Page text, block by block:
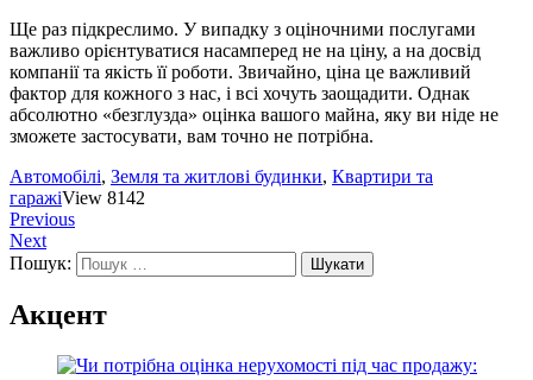
Ще раз підкреслимо. У випадку з оціночними послугами
важливо орієнтуватися насамперед не на ціну, а на досвід
компанії та якість її роботи. Звичайно, ціна це важливий
фактор для кожного з нас, і всі хочуть заощадити. Однак
абсолютно «безглузда» оцінка вашого майна, яку ви ніде не
зможете застосувати, вам точно не потрібна.
Автомобілі, Земля та житлові будинки, Квартири та
гаражіView 8142
Previous
Next
Пошук:
Акцент